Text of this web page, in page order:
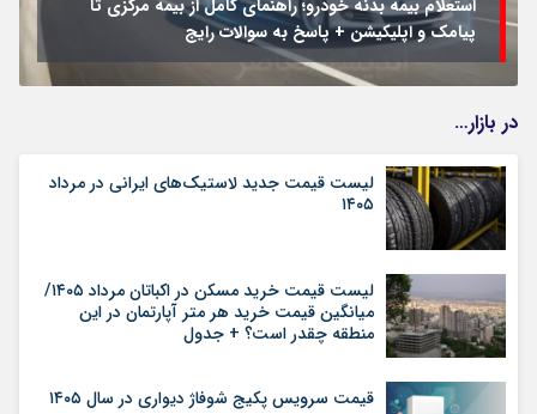
استعلام بیمه بدنه خودرو؛ راهنمای کامل از بیمه مرکزی تا
پیامک و اپلیکیشن + پاسخ به سوالات رایج
در بازار…
لیست قیمت جدید لاستیک‌های ایرانی در مرداد
۱۴۰۵
لیست قیمت خرید مسکن در اکباتان مرداد ۱۴۰۵/
میانگین قیمت خرید هر متر آپارتمان در این
منطقه چقدر است؟ + جدول
قیمت سرویس پکیج شوفاژ دیواری در سال ۱۴۰۵